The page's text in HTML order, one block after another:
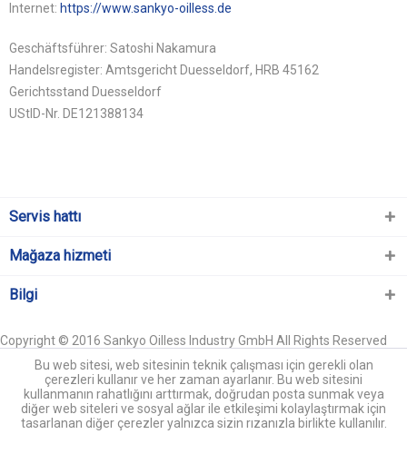
Internet: https://www.sankyo-oilless.de
Geschäftsführer: Satoshi Nakamura
Handelsregister: Amtsgericht Duesseldorf, HRB 45162
Gerichtsstand Duesseldorf
UStID-Nr. DE121388134
Servis hattı
Mağaza hizmeti
Bilgi
Copyright © 2016 Sankyo Oilless Industry GmbH All Rights Reserved
Bu web sitesi, web sitesinin teknik çalışması için gerekli olan
çerezleri kullanır ve her zaman ayarlanır. Bu web sitesini
kullanmanın rahatlığını arttırmak, doğrudan posta sunmak veya
diğer web siteleri ve sosyal ağlar ile etkileşimi kolaylaştırmak için
tasarlanan diğer çerezler yalnızca sizin rızanızla birlikte kullanılır.